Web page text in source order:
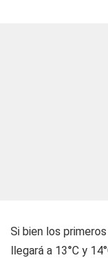
Si bien los
llegará a 13°C y